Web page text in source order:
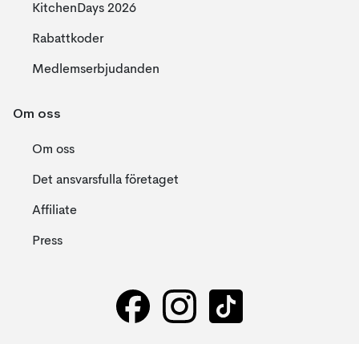
KitchenDays 2026
Rabattkoder
Medlemserbjudanden
Om oss
Om oss
Det ansvarsfulla företaget
Affiliate
Press